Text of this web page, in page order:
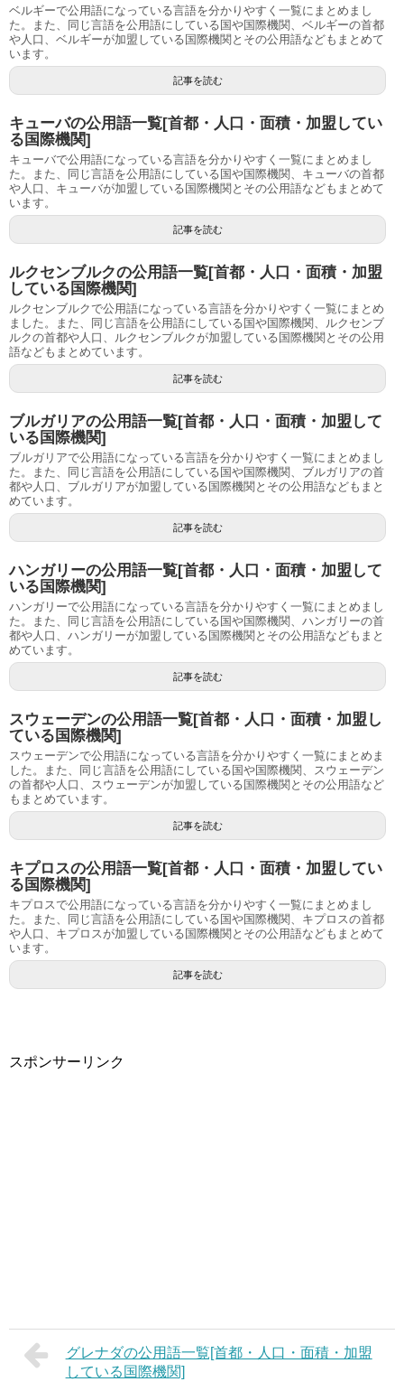
ベルギーで公用語になっている言語を分かりやすく一覧にまとめまし
た。また、同じ言語を公用語にしている国や国際機関、ベルギーの首都
や人口、ベルギーが加盟している国際機関とその公用語などもまとめて
います。
記事を読む
キューバの公用語一覧[首都・人口・面積・加盟してい
る国際機関]
キューバで公用語になっている言語を分かりやすく一覧にまとめまし
た。また、同じ言語を公用語にしている国や国際機関、キューバの首都
や人口、キューバが加盟している国際機関とその公用語などもまとめて
います。
記事を読む
ルクセンブルクの公用語一覧[首都・人口・面積・加盟
している国際機関]
ルクセンブルクで公用語になっている言語を分かりやすく一覧にまとめ
ました。また、同じ言語を公用語にしている国や国際機関、ルクセンブ
ルクの首都や人口、ルクセンブルクが加盟している国際機関とその公用
語などもまとめています。
記事を読む
ブルガリアの公用語一覧[首都・人口・面積・加盟して
いる国際機関]
ブルガリアで公用語になっている言語を分かりやすく一覧にまとめまし
た。また、同じ言語を公用語にしている国や国際機関、ブルガリアの首
都や人口、ブルガリアが加盟している国際機関とその公用語などもまと
めています。
記事を読む
ハンガリーの公用語一覧[首都・人口・面積・加盟して
いる国際機関]
ハンガリーで公用語になっている言語を分かりやすく一覧にまとめまし
た。また、同じ言語を公用語にしている国や国際機関、ハンガリーの首
都や人口、ハンガリーが加盟している国際機関とその公用語などもまと
めています。
記事を読む
スウェーデンの公用語一覧[首都・人口・面積・加盟し
ている国際機関]
スウェーデンで公用語になっている言語を分かりやすく一覧にまとめま
した。また、同じ言語を公用語にしている国や国際機関、スウェーデン
の首都や人口、スウェーデンが加盟している国際機関とその公用語など
もまとめています。
記事を読む
キプロスの公用語一覧[首都・人口・面積・加盟してい
る国際機関]
キプロスで公用語になっている言語を分かりやすく一覧にまとめまし
た。また、同じ言語を公用語にしている国や国際機関、キプロスの首都
や人口、キプロスが加盟している国際機関とその公用語などもまとめて
います。
記事を読む
スポンサーリンク
グレナダの公用語一覧[首都・人口・面積・加盟
している国際機関]